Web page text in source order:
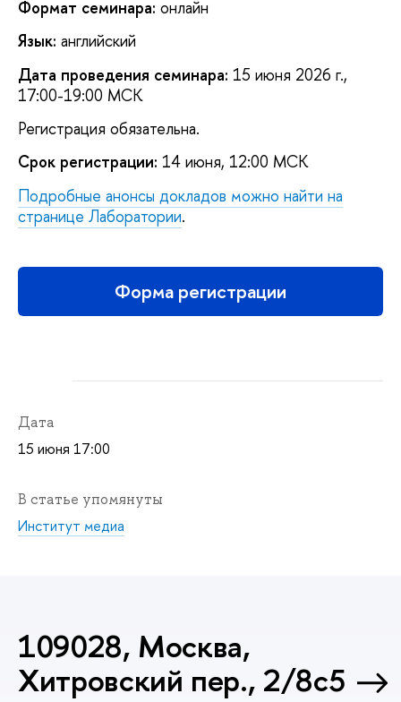
Формат семинара: онлайн
Язык: английский
Дата проведения семинара: 15 июня 2026 г.,
17:00-19:00 МСК
Регистрация обязательна.
Срок регистрации: 14 июня, 12:00 МСК
Подробные анонсы докладов можно найти на
странице Лаборатории.
Форма регистрации
Дата
15 июня 17:00
В статье упомянуты
Институт медиа
109028, Москва,
Хитровский пер., 2/8с5